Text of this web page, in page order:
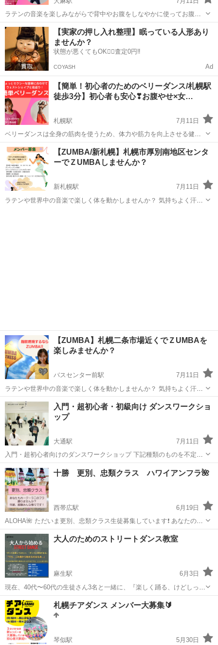
ラテンの音楽を楽しみながらで背中やお腹をしなやかに使ってお腹の
くびれも作っちゃいましょう！！ 簡単な動きでしっかり汗がかける嬉
しい運動です！ ・あまり踊りが得意じゃないけど踊ってみたい方。 ・
普段動くエクササイ...
北海道 江別市 大麻駅 ラテンダンス ラテン
【実家の押し入れ整理】眠っている人形あり
ませんか？
状態が悪くてもOK🙆‍♀️査定0円‼️
COYASH Ad
【簡単！初心者のためのベリーダンス/札幌駅
徒歩3分】初心者も安心❣お腹やせ×女…
札幌駅
7月11日
ベリーダンスは全身の筋肉を使うため、体力や筋力を向上させる健康
的な運動です。 ヒップムーブや腹筋の使い方など、特定の筋肉群を使
ってしなやかに動いていきます。 踊りのリズムに合わせて動くことで
有酸素運動も促進され、 心肺...
北海道 札幌市 ベリーダンス 筋肉
【ZUMBA/新札幌】札幌市厚別南地区センタ
ーでＺUMBAしませんか？
新札幌駅
7月11日
ラテンや世界中の音楽で楽しく体を動かしませんか？ 気持ちよく汗が
【ZUMBA】札幌二条市場近くでＺUMBAを
楽しみませんか？
バスセンター前駅
7月11日
ラテンや世界中の音楽で楽しく体を動かしませんか？ 気持ちよく汗が
かけて代謝アップやスタイルアップにもとてもいいフィットネスで
す。 「ダンスをやったことのないけどやってみたい」という方もぜひ
お待ちしております♪ 初め...
北海道 札幌市 バスセンター前駅 ズンバ
入門・超初心者・初級向け ダンスワークショ
ップ
大通駅
7月11日
入門・超初心者向けのダンスワークショップ 下記種類のものを不定期
で行っております♪ ■ヒップホップ&ロッキング（入門・超初心者） ■
ヒップホップ&ロッキング（初級） ■SnowManの曲を使ってヒップホ
ッ...
北海道 札幌市 大通駅 ヒップホップ SnowMan
十勝 更別、忠類クラス ハワイアンフラ🌺
西帯広駅
6月19日
ALOHA🌺 ただいま更別、忠類クラス生徒募集しています❗ あなたの住
む街でハワイアンフラ始めませんか❓ 体験希望の方ぜひご連絡くださ
い😄 ホークーラニのフラは楽しいレッスンの中にハワイのクム(先生)
の教えが詰ま...
北海道 帯広市 西帯広駅 フラダンス フラ
大人のためのストリートダンス教室
麻生駅
6月3日
現在、40代〜60代の生徒さん3名と一緒に、『楽しく踊る、けどしっか
り踊る』をモットーに教えています。 この度、もう少し人数が増えた
ら、もっともっと盛り上がるクラスになると思い、募集を出しまし
た。 毎週ゆっくりと、少しず...
北海道 札幌市 麻生駅 ストリートダンス
札幌チアダンス メンバー大募集🔰
琴似駅
5月30日